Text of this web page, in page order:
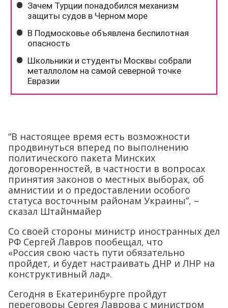
“В настоящее время есть возможности
продвинуться вперед по выполнению
политического пакета Минских
договоренностей, в частности в вопросах
принятия законов о местных выборах, об
амнистии и о предоставлении особого
статуса восточным районам Украины”, –
сказал Штайнмайер
Со своей стороны министр иностранных дел
РФ Сергей Лавров пообещал, что
«Россия свою часть пути обязательно
пройдет, и будет настраивать ДНР и ЛНР на
конструктивный лад».
Сегодня в Екатеринбурге пройдут
переговоры Сергея Лаврова с министром